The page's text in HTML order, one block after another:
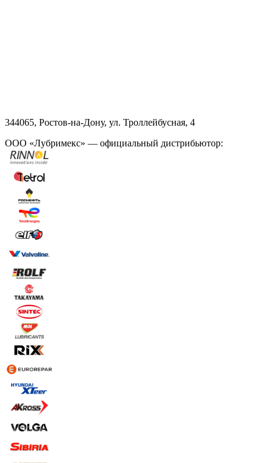
344065, Ростов-на-Дону, ул. Троллейбусная, 4
ООО «Лубримекс» — официальный дистрибьютор: